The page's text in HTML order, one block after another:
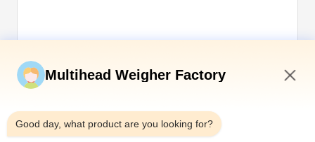
Multihead Weigher Factory
Good day, what product are you looking for?